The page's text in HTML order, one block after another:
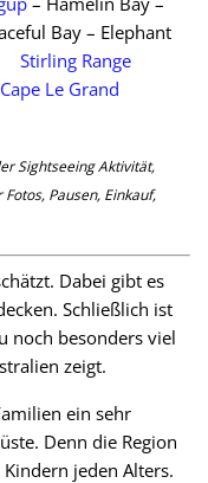
Bay – Elephant
Stirling Range
Cape Le Grand
Sightseeing Aktivität,
Pausen, Einkauf,
Dabei gibt es
Schließlich ist
noch besonders viel
zeigt.
ein sehr
Denn die Region
jeden Alters.